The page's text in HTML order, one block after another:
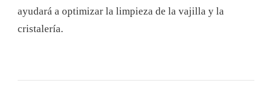
ayudará a optimizar la limpieza de la vajilla y la
cristalería.